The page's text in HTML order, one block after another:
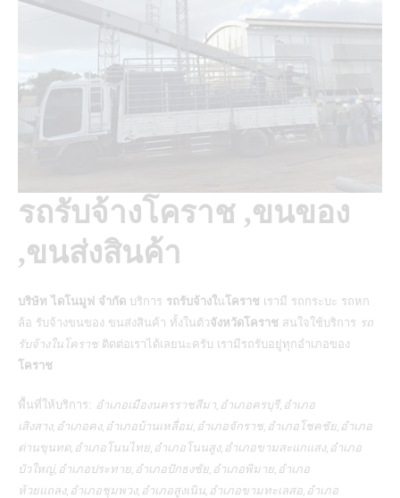
รถรับจ้างโคราช ,ขนของ
,ขนส่งสินค้า
บริษัท ไดโนมูฟ จำกัด บริการ รถรับจ้างในโคราช เรามี รถกระบะ รถหก
ล้อ รับจ้างขนของ ขนส่งสินค้า ทั้งในตัวจังหวัดโคราช สนใจใช้บริการ รถ
รับจ้างในโคราช ติดต่อเราได้เลยนะครับ เรามีรถรับอยู่ทุกอำเภอของ
โคราช
พื้นที่ให้บริการ: อำเภอเมืองนครราชสีมา,อำเภอครบุรี,อำเภอ
เสิงสาง,อำเภอคง,อำเภอบ้านเหลื่อม,อำเภอจักราช,อำเภอโชคชัย,อำเภอ
ด่านขุนทด,อำเภอโนนไทย,อำเภอโนนสูง,อำเภอขามสะแกแสง,อำเภอ
บัวใหญ่,อำเภอประทาย,อำเภอปักธงชัย,อำเภอพิมาย,อำเภอ
ห้วยแถลง,อำเภอชุมพวง,อำเภอสูงเนิน,อำเภอขามทะเลสอ,อำเภอ